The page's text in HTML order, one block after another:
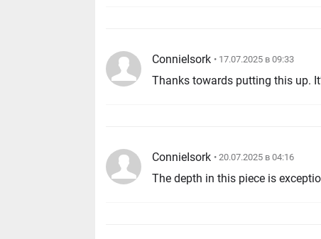
ConnieIsork • 17.07.2025 в 09:33
Thanks towards putting this up.
ConnieIsork • 20.07.2025 в 04:16
The depth in this piece is